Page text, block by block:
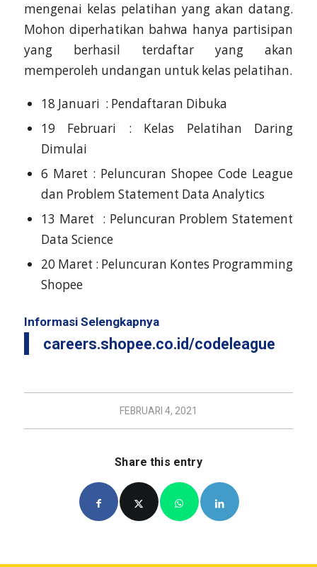
mengenai kelas pelatihan yang akan datang.
Mohon diperhatikan bahwa hanya partisipan
yang berhasil terdaftar yang akan
memperoleh undangan untuk kelas pelatihan.
18 Januari : Pendaftaran Dibuka
19 Februari : Kelas Pelatihan Daring
Dimulai
6 Maret : Peluncuran Shopee Code League
dan Problem Statement Data Analytics
13 Maret : Peluncuran Problem Statement
Data Science
20 Maret : Peluncuran Kontes Programming
Shopee
Informasi Selengkapnya
careers.shopee.co.id/codeleague
FEBRUARI 4, 2021
Share this entry